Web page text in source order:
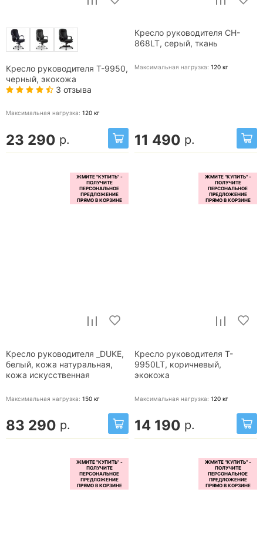
Кресло руководителя T-9950,
черный, экокожа
3 отзыва
Максимальная нагрузка: 120 кг
23 290 р.
Кресло руководителя CH-
868LT, серый, ткань
Максимальная нагрузка: 120 кг
11 490 р.
Кресло руководителя _DUKE,
белый, кожа натуральная,
кожа искусственная
Максимальная нагрузка: 150 кг
83 290 р.
Кресло руководителя T-
9950LT, коричневый,
экокожа
Максимальная нагрузка: 120 кг
14 190 р.